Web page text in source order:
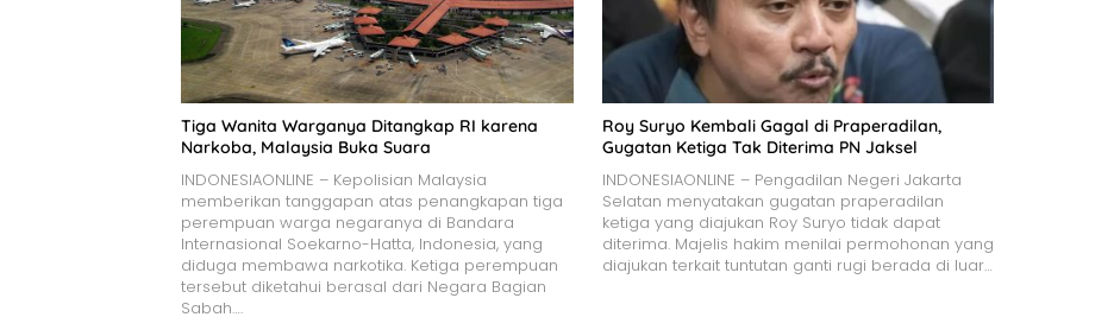
Tiga Wanita Warganya Ditangkap RI karena
Narkoba, Malaysia Buka Suara
INDONESIAONLINE – Kepolisian Malaysia
memberikan tanggapan atas penangkapan tiga
perempuan warga negaranya di Bandara
Internasional Soekarno-Hatta, Indonesia, yang
diduga membawa narkotika. Ketiga perempuan
tersebut diketahui berasal dari Negara Bagian
Sabah….
Roy Suryo Kembali Gagal di Praperadilan,
Gugatan Ketiga Tak Diterima PN Jaksel
INDONESIAONLINE – Pengadilan Negeri Jakarta
Selatan menyatakan gugatan praperadilan
ketiga yang diajukan Roy Suryo tidak dapat
diterima. Majelis hakim menilai permohonan yang
diajukan terkait tuntutan ganti rugi berada di luar…